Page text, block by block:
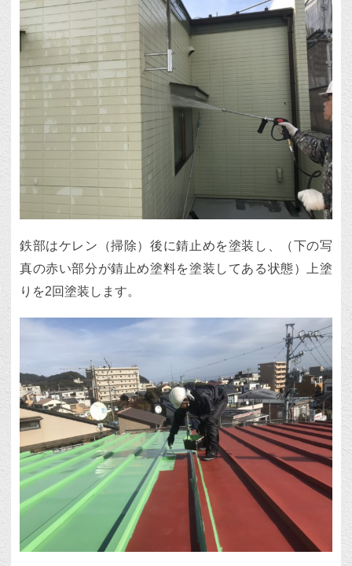
鉄部はケレン（掃除）後に錆止めを塗装し、（下の写
真の赤い部分が錆止め塗料を塗装してある状態）上塗
りを2回塗装します。